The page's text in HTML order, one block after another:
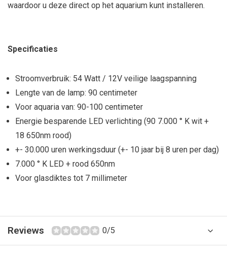
waardoor u deze direct op het aquarium kunt installeren.
Specificaties
Stroomverbruik: 54 Watt / 12V veilige laagspanning
Lengte van de lamp: 90 centimeter
Voor aquaria van: 90-100 centimeter
Energie besparende LED verlichting (90 7.000 ° K wit +
18 650nm rood)
+- 30.000 uren werkingsduur (+- 10 jaar bij 8 uren per dag)
7.000 ° K LED + rood 650nm
Voor glasdiktes tot 7 millimeter
Reviews 0/5